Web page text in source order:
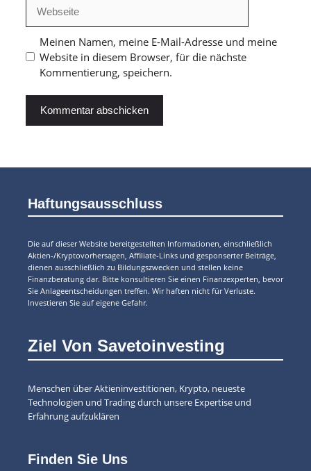
Meinen Namen, meine E-Mail-Adresse und meine
Website in diesem Browser, für die nächste
Kommentierung, speichern.
Haftungsausschluss
Die auf dieser Website bereitgestellten Informationen, einschließlich
Aktien-/Kryptovorhersagen, Affiliate-Links und gesponserter Beiträge,
dienen ausschließlich zu Bildungszwecken und stellen keine
Finanzberatung dar. Bitte konsultieren Sie einen Finanzexperten, bevor
Sie Anlageentscheidungen treffen. Wir haften nicht für Verluste.
Investieren Sie auf eigene Gefahr.
Ziel Von Savetoinvesting
Menschen über Aktieninvestitionen, Krypto, neueste
Technologien und Trading durch unsere Expertise und
Erfahrung aufzuklären
Finden Sie Uns